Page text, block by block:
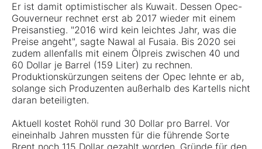
Kontakt
Er ist damit optimistischer als Kuwait. Dessen Opec-
Gouverneur rechnet erst ab 2017 wieder mit einem
Preisanstieg. "2016 wird kein leichtes Jahr, was die
Preise angeht", sagte Nawal al Fusaia. Bis 2020 sei
zudem allenfalls mit einem Ölpreis zwischen 40 und
60 Dollar je Barrel (159 Liter) zu rechnen.
Produktionskürzungen seitens der Opec lehnte er ab,
solange sich Produzenten außerhalb des Kartells nicht
daran beteiligten.
Aktuell kostet Rohöl rund 30 Dollar pro Barrel. Vor
eineinhalb Jahren mussten für die führende Sorte